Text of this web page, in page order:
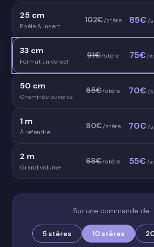
25 cm
Poêle & insert
102€/stère 85€/
33 cm
Format universel
91€/stère 75€/
50 cm
Cheminée ouverte
85€/stère 70€/
1 m
À refendre
80€/stère 70€/
2 m
Grand volume
68€/stère 55€/
Sur une commande de
5 stères 10 stères